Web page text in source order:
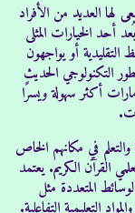
لها العديد من الأفراد
أحد الخيارات المثلى
أو يواجهون
التكنولوجي الحديث
أكثر سهولة ويسرًا
في مكانهم الخاص
القرآن الكريم. يعتمد
المتعددة مثل